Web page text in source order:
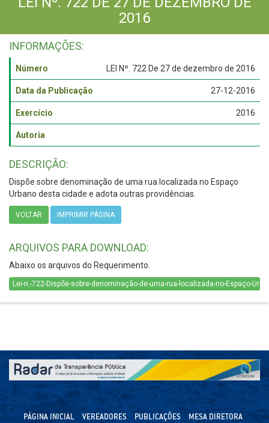
2016
INFORMAÇÕES:
Número LEI Nº. 722 De 27 de dezembro de 2016
Data da Publicação 27-12-2016
Exercício 2016
Autoria
DESCRIÇÃO:
Dispõe sobre denominação de uma rua localizada no Espaço
Urbano desta cidade e adota outras providências.
VOLTAR IMPRIMIR PÁGINA
ARQUIVOS PARA DOWNLOAD:
Abaixo os arquivos do Requerimento.
Lei-n.-722-Dispõe-sobre-denominação-de-uma-rua-localizada-no-Espaço-
PÁGINA INICIAL VEREADORES PUBLICAÇÕES
MESA DIRETORA